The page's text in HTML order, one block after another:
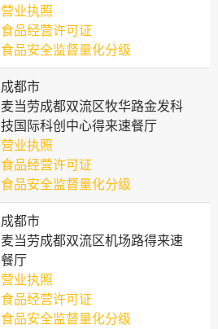
营业执照
食品经营许可证
食品安全监督量化分级
成都市
麦当劳成都双流区牧华路金发科
技国际科创中心得来速餐厅
营业执照
食品经营许可证
食品安全监督量化分级
成都市
麦当劳成都双流区机场路得来速
餐厅
营业执照
食品经营许可证
食品安全监督量化分级